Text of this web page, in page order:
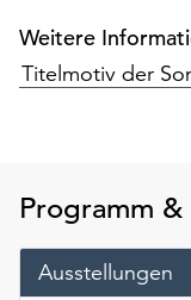
die
Schaltfläche
„Cookie-
Funktionale
Cookies
werden
auch
Weitere
Titelmotiv der
Programm
Ausstellungen